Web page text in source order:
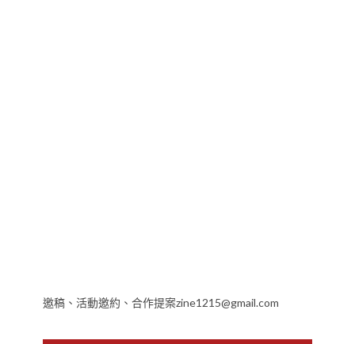
邀稿、活動邀約、合作提案zine1215@gmail.com